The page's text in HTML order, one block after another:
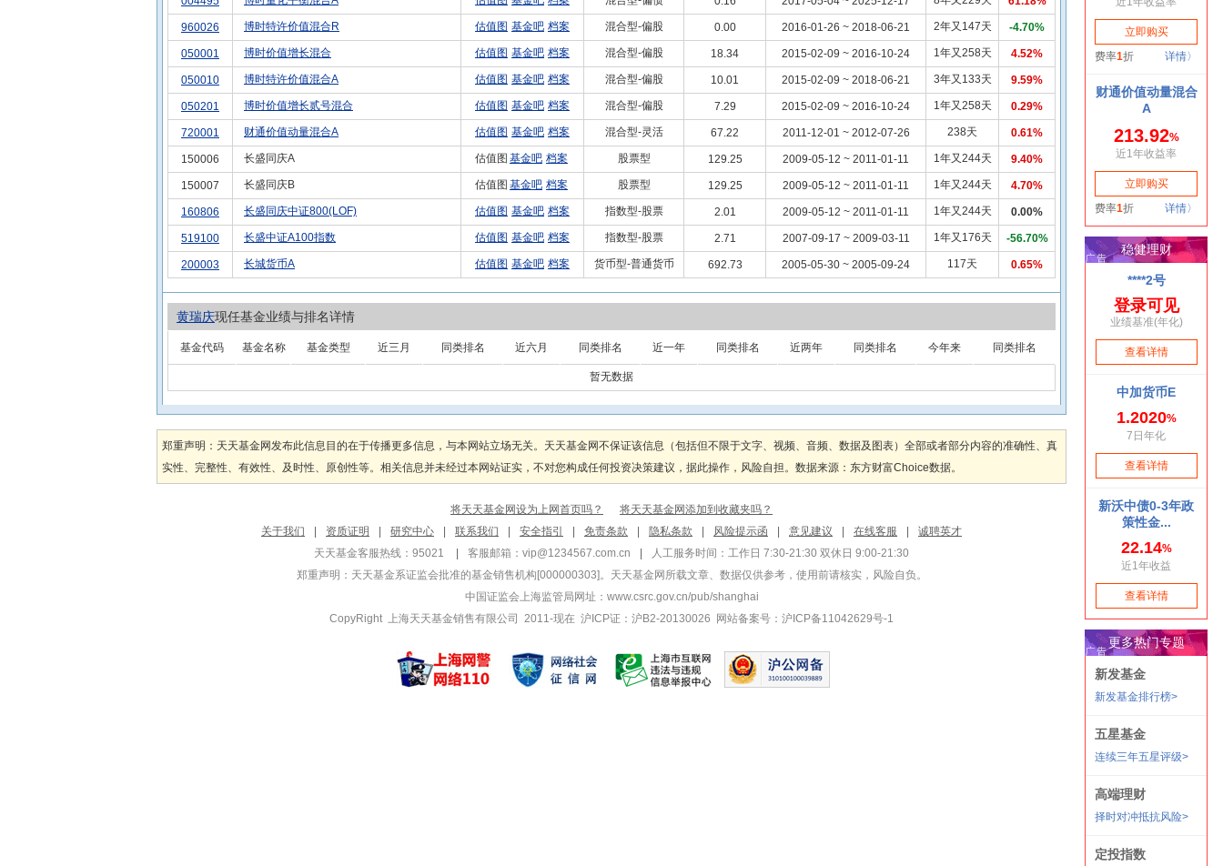
960026 博时特许价值混合R 估值图 基金吧 档案 混合型-偏股 0.00 2016-01-26 ~ 2018-06-21 2年又147天 -4.70%
050001 博时价值增长混合 估值图 基金吧 档案 混合型-偏股 18.34 2015-02-09 ~ 2016-10-24 1年又258天 4.52%
050010 博时特许价值混合A 估值图 基金吧 档案 混合型-偏股 10.01 2015-02-09 ~ 2018-06-21 3年又133天 9.59%
050201 博时价值增长贰号混合 估值图 基金吧 档案 混合型-偏股 7.29 2015-02-09 ~ 2016-10-24 1年又258天 0.29%
720001 财通价值动量混合A 估值图 基金吧 档案 混合型-灵活 67.22 2011-12-01 ~ 2012-07-26 238天 0.61%
150006 长盛同庆A 估值图 基金吧 档案 股票型 129.25 2009-05-12 ~ 2011-01-11 1年又244天 9.40%
150007 长盛同庆B 估值图 基金吧 档案 股票型 129.25 2009-05-12 ~ 2011-01-11 1年又244天 4.70%
160806 长盛同庆中证800(LOF) 估值图 基金吧 档案 指数型-股票 2.01 2009-05-12 ~ 2011-01-11 1年又244天 0.00%
519100 长盛中证A100指数 估值图 基金吧 档案 指数型-股票 2.71 2007-09-17 ~ 2009-03-11 1年又176天 -56.70%
200003 长城货币A 估值图 基金吧 档案 货币型-普通货币 692.73 2005-05-30 ~ 2005-09-24 117天 0.65%
黄瑞庆现任基金业绩与排名详情
基金代码 基金名称 基金类型 近三月 同类排名 近六月 同类排名 近一年 同类排名 近两年 同类排名 今年来 同类排名
暂无数据
郑重声明：天天基金网发布此信息目的在于传播更多信息，与本网站立场无关。天天基金网不保证该信息（包括但不限于文字、视频、音频、数据及图表）全部或者部分内容的准确性、真
实性、完整性、有效性、及时性、原创性等。相关信息并未经过本网站证实，不对您构成任何投资决策建议，据此操作，风险自担。数据来源：东方财富Choice数据。
将天天基金网设为上网首页吗？
将天天基金网添加到收藏夹吗？
关于我们
资质证明 研究中心 联系我们 安全指引 免责条款 隐私条款 风险提示函 意见建议 在线客服
诚聘英才
天天基金客服热线：95021
客服邮箱： vip@1234567.com.cn
人工服务时间：工作日 7:30-21:30 双休日 9:00-21:30
郑重声明： 天天基金系证监会批准的基金销售机构[000000303]。天天基金网所载文章、数据仅供参考，使用前请核实，风险自负。
中国证监会上海监管局网址： www.csrc.gov.cn/pub/shanghai
CopyRight 上海天天基金销售有限公司 2011-现在 沪ICP证：沪B2-20130026
网站备案号：沪ICP备11042629号-1